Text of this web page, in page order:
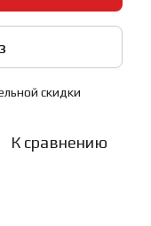
скидки
К сравнению